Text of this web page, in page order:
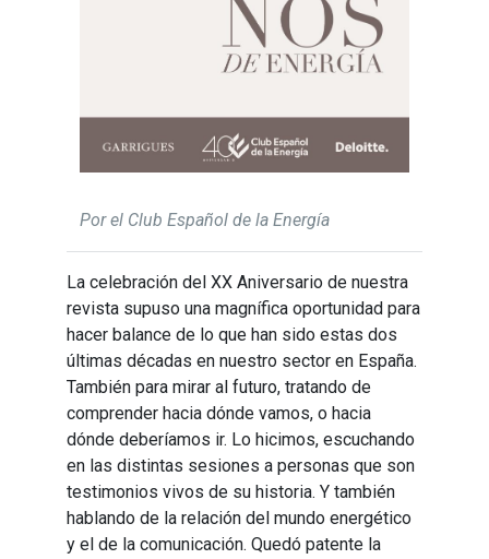
Por el Club Español de la Energía
La celebración del XX Aniversario de nuestra
revista supuso una magnífica oportunidad para
hacer balance de lo que han sido estas dos
últimas décadas en nuestro sector en España.
También para mirar al futuro, tratando de
comprender hacia dónde vamos, o hacia
dónde deberíamos ir. Lo hicimos, escuchando
en las distintas sesiones a personas que son
testimonios vivos de su historia. Y también
hablando de la relación del mundo energético
y el de la comunicación. Quedó patente la